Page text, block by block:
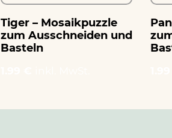
Tiger – Mosaikpuzzle
zum Ausschneiden und
Basteln